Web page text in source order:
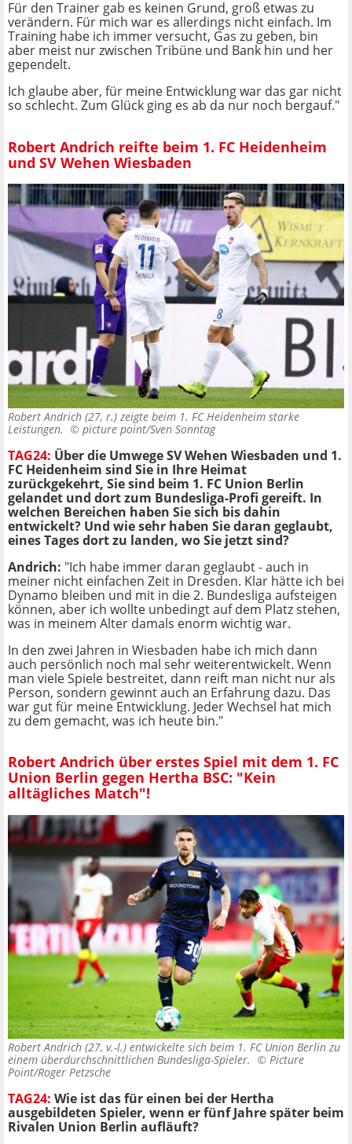
Für den Trainer gab es keinen Grund, groß etwas zu
verändern. Für mich war es allerdings nicht einfach. Im
Training habe ich immer versucht, Gas zu geben, bin
aber meist nur zwischen Tribüne und Bank hin und her
gependelt.
Ich glaube aber, für meine Entwicklung war das gar nicht
so schlecht. Zum Glück ging es ab da nur noch bergauf."
Robert Andrich reifte beim 1. FC Heidenheim
und SV Wehen Wiesbaden
Robert Andrich (27, r.) zeigte beim 1. FC Heidenheim starke
Leistungen. © picture point/Sven Sonntag
TAG24: Über die Umwege SV Wehen Wiesbaden und 1.
FC Heidenheim sind Sie in Ihre Heimat
zurückgekehrt, Sie sind beim 1. FC Union Berlin
gelandet und dort zum Bundesliga-Profi gereift. In
welchen Bereichen haben Sie sich bis dahin
entwickelt? Und wie sehr haben Sie daran geglaubt,
eines Tages dort zu landen, wo Sie jetzt sind?
Andrich: "Ich habe immer daran geglaubt - auch in
meiner nicht einfachen Zeit in Dresden. Klar hätte ich bei
Dynamo bleiben und mit in die 2. Bundesliga aufsteigen
können, aber ich wollte unbedingt auf dem Platz stehen,
was in meinem Alter damals enorm wichtig war.
In den zwei Jahren in Wiesbaden habe ich mich dann
auch persönlich noch mal sehr weiterentwickelt. Wenn
man viele Spiele bestreitet, dann reift man nicht nur als
Person, sondern gewinnt auch an Erfahrung dazu. Das
war gut für meine Entwicklung. Jeder Wechsel hat mich
zu dem gemacht, was ich heute bin."
Robert Andrich über erstes Spiel mit dem 1. FC
Union Berlin gegen Hertha BSC: "Kein
alltägliches Match"!
Robert Andrich (27, v.-l.) entwickelte sich beim 1. FC Union Berlin zu
einem überdurchschnittlichen Bundesliga-Spieler. © Picture
Point/Roger Petzsche
TAG24: Wie ist das für einen bei der Hertha
ausgebildeten Spieler, wenn er fünf Jahre später beim
Rivalen Union Berlin aufläuft?